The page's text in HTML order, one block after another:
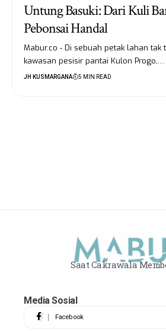
Untung Basuki: Dari Kuli
Pebonsai Handal
Mabur.co - Di sebuah petak lahan tak
kawasan pesisir pantai Kulon Progo,…
JH KUSMARGANA 5 MIN READ
Saat Cakrawala
Media Sosial
Facebook